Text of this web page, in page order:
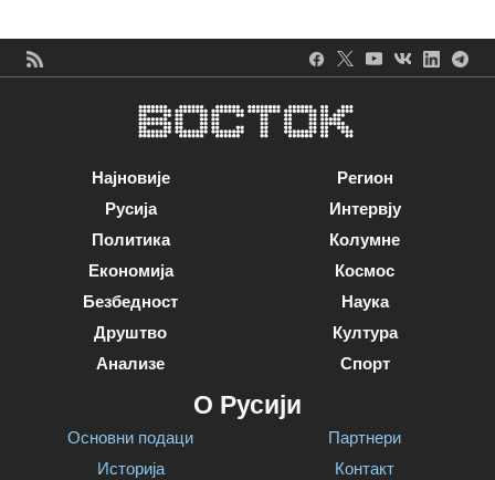
Најновије
Русија
Политика
Економија
Безбедност
Друштво
Анализе
Регион
Интервју
Колумне
Космос
Наука
Култура
Спорт
О Русији
Основни подаци
Историја
Партнери
Контакт